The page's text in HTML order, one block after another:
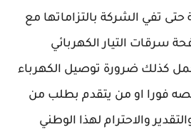
تفي الشركة بالتزاماتها مع
سرقات التيار الكهربائي
كذلك ضرورة توصيل الكهرباء
فورا او من يتقدم بطلب من
والاحترام لهذا الوطني